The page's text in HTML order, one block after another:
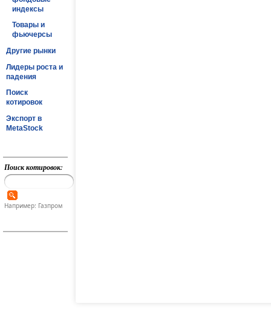
индексы
Товары и
фьючерсы
Другие рынки
Лидеры роста и
падения
Поиск
котировок
Экспорт в
MetaStock
Поиск котировок:
Например: Газпром